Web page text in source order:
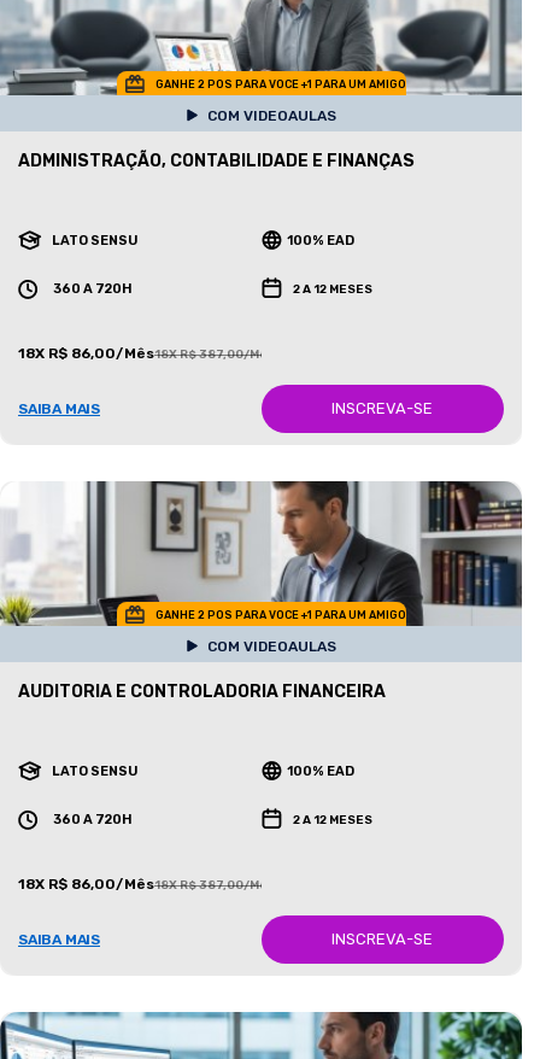
GANHE 2 POS PARA VOCE +1 PARA UM AMIGO
COM VIDEOAULAS
ADMINISTRAÇÃO, CONTABILIDADE E FINANÇAS
LATO SENSU 100% EAD
360 A 720H 2 A 12 MESES
18X R$ 86,00/Mês18X R$ 387,00/Mês
SAIBA MAIS INSCREVA-SE
GANHE 2 POS PARA VOCE +1 PARA UM AMIGO
COM VIDEOAULAS
AUDITORIA E CONTROLADORIA FINANCEIRA
LATO SENSU 100% EAD
360 A 720H 2 A 12 MESES
18X R$ 86,00/Mês18X R$ 387,00/Mês
SAIBA MAIS INSCREVA-SE